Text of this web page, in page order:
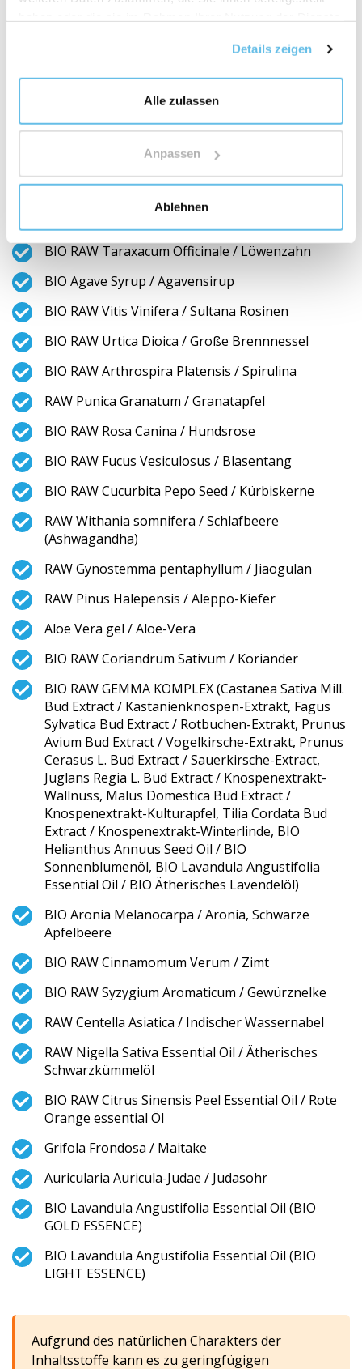
Details zeigen
Alle zulassen
Anpassen
Ablehnen
Seed Oil / Sonnenblumenöl)
BIO RAW Canabis Sativa Seed / Hanfsamen
BIO RAW Linum Usitatissimum Seed / Leinsamen
. RAW Beta Vulgaris var. Vulgaris / Rote Bete
BIO RAW Taraxacum Officinale / Löwenzahn
BIO Agave Syrup / Agavensirup
BIO RAW Vitis Vinifera / Sultana Rosinen
BIO RAW Urtica Dioica / Große Brennnessel
BIO RAW Arthrospira Platensis / Spirulina
RAW Punica Granatum / Granatapfel
BIO RAW Rosa Canina / Hundsrose
BIO RAW Fucus Vesiculosus / Blasentang
BIO RAW Cucurbita Pepo Seed / Kürbiskerne
RAW Withania somnifera / Schlafbeere
(Ashwagandha)
RAW Gynostemma pentaphyllum / Jiaogulan
RAW Pinus Halepensis / Aleppo-Kiefer
Aloe Vera gel / Aloe-Vera
BIO RAW Coriandrum Sativum / Koriander
BIO RAW GEMMA KOMPLEX (Castanea Sativa Mill.
Bud Extract / Kastanienknospen-Extrakt, Fagus
Sylvatica Bud Extract / Rotbuchen-Extrakt, Prunus
Avium Bud Extract / Vogelkirsche-Extrakt, Prunus
Cerasus L. Bud Extract / Sauerkirsche-Extract,
Juglans Regia L. Bud Extract / Knospenextrakt-
Wallnuss, Malus Domestica Bud Extract /
Knospenextrakt-Kulturapfel, Tilia Cordata Bud
Extract / Knospenextrakt-Winterlinde, BIO
Helianthus Annuus Seed Oil / BIO
Sonnenblumenöl, BIO Lavandula Angustifolia
Essential Oil / BIO Ätherisches Lavendelöl)
BIO Aronia Melanocarpa / Aronia, Schwarze
Apfelbeere
BIO RAW Cinnamomum Verum / Zimt
BIO RAW Syzygium Aromaticum / Gewürznelke
RAW Centella Asiatica / Indischer Wassernabel
RAW Nigella Sativa Essential Oil / Ätherisches
Schwarzkümmelöl
BIO RAW Citrus Sinensis Peel Essential Oil / Rote
Orange essential Öl
Grifola Frondosa / Maitake
Auricularia Auricula-Judae / Judasohr
BIO Lavandula Angustifolia Essential Oil (BIO
GOLD ESSENCE)
BIO Lavandula Angustifolia Essential Oil (BIO
LIGHT ESSENCE)
Aufgrund des natürlichen Charakters der
Inhaltsstoffe kann es zu geringfügigen